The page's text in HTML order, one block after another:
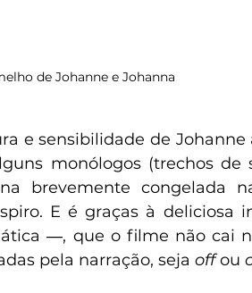
de Johanne e Johanna
e sensibilidade de
monólogos (trechos de
brevemente congelada
E é graças à deliciosa
―, que o filme não cai
pela narração, seja off ou